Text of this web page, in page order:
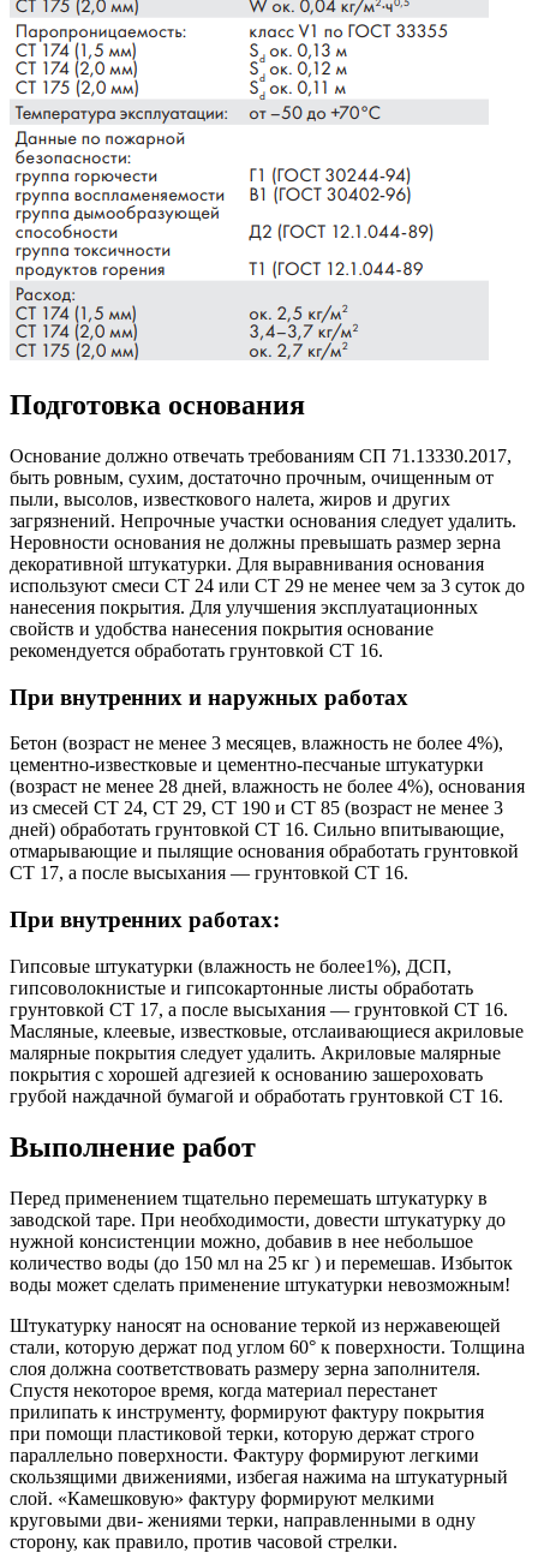
Подготовка основания
Основание должно отвечать требованиям СП 71.13330.2017,
быть ровным, сухим, достаточно прочным, очищенным от
пыли, высолов, известкового налета, жиров и других
загрязнений. Непрочные участки основания следует удалить.
Неровности основания не должны превышать размер зерна
декоративной штукатурки. Для выравнивания основания
используют смеси CT 24 или CT 29 не менее чем за 3 суток до
нанесения покрытия. Для улучшения эксплуатационных
свойств и удобства нанесения покрытия основание
рекомендуется обработать грунтовкой CT 16.
При внутренних и наружных работах
Бетон (возраст не менее 3 месяцев, влажность не более 4%),
цементно-известковые и цементно-песчаные штукатурки
(возраст не менее 28 дней, влажность не более 4%), основания
из смесей CT 24, CT 29, CT 190 и CT 85 (возраст не менее 3
дней) обработать грунтовкой CT 16. Сильно впитывающие,
отмарывающие и пылящие основания обработать грунтовкой
CT 17, а после высыхания — грунтовкой СТ 16.
При внутренних работах:
Гипсовые штукатурки (влажность не более1%), ДСП,
гипсоволокнистые и гипсокартонные листы обработать
грунтовкой CT 17, а после высыхания — грунтовкой СТ 16.
Масляные, клеевые, известковые, отслаивающиеся акриловые
малярные покрытия следует удалить. Акриловые малярные
покрытия с хорошей адгезией к основанию зашероховать
грубой наждачной бумагой и обработать грунтовкой CT 16.
Выполнение работ
Перед применением тщательно перемешать штукатурку в
заводской таре. При необходимости, довести штукатурку до
нужной консистенции можно, добавив в нее небольшое
количество воды (до 150 мл на 25 кг ) и перемешав. Избыток
воды может сделать применение штукатурки невозможным!
Штукатурку наносят на основание теркой из нержавеющей
стали, которую держат под углом 60° к поверхности. Толщина
слоя должна соответствовать размеру зерна заполнителя.
Спустя некоторое время, когда материал перестанет
прилипать к инструменту, формируют фактуру покрытия
при помощи пластиковой терки, которую держат строго
параллельно поверхности. Фактуру формируют легкими
скользящими движениями, избегая нажима на штукатурный
слой. «Камешковую» фактуру формируют мелкими
круговыми дви- жениями терки, направленными в одну
сторону, как правило, против часовой стрелки.